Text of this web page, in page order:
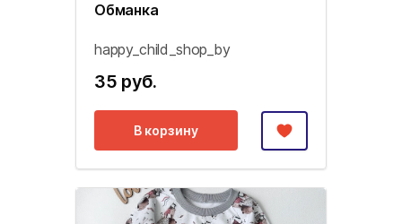
Обманка
happy_child_shop_by
35 руб.
В корзину